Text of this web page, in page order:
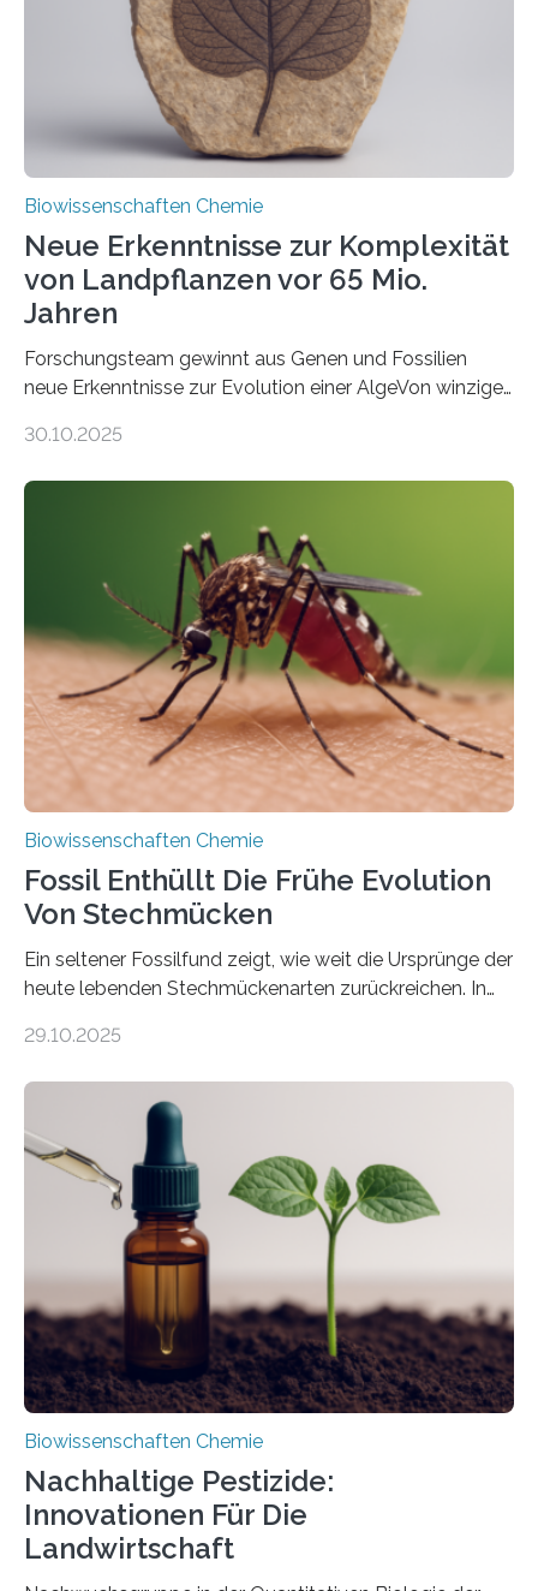
Funktionsfähigkeit der Organellen entscheidend ist. Die
Studie wurde am 28. Oktober 2025 in der
Fachzeitschrift…
Biowissenschaften Chemie
Neue Erkenntnisse zur Komplexität
von Landpflanzen vor 65 Mio.
Jahren
Forschungsteam gewinnt aus Genen und Fossilien
neue Erkenntnisse zur Evolution einer AlgeVon winzigen
Landpflanzen zählen zu den komplexesten
Grünalgen, die vor Hunderten von Millionen Jahren
lebten. Unter den Vorfahren sticht eine Gruppe heraus,
die noch heute in der Natur vorkommt: die
Süßwasseralge Coleochaetophyceae. Einige Arten
dieser Gruppe bilden aus Zellfäden dichte Geflechte
mit scheibenförmiger Gestalt. Was auffällig ist: Die
nächsten…
30.10.2025
Biowissenschaften Chemie
Fossil Enthüllt Die Frühe Evolution
Von Stechmücken
Ein seltener Fossilfund zeigt, wie weit die Ursprünge der
heute lebenden Stechmückenarten zurückreichen. In
Forschende die bisher älteste bekannte Stechmücken-
Region Kachin in Myanmar und hat sich in
ausgezeichnetem Zustand erhalten. Es konnte als neue
Art einer neuen Gattung beschrieben werden und trägt
nun den Namen Cretosabethes primaevus. Dieser erste
fossile Nachweis einer Stechmückenlarve in Bernstein
stellt gleichzeitig den ersten Fossilfund einer
Mückenlarve aus dem Mesozoikum dar, denn…
29.10.2025
Biowissenschaften Chemie
Nachhaltige Pestizide:
Innovationen Für Die
Landwirtschaft